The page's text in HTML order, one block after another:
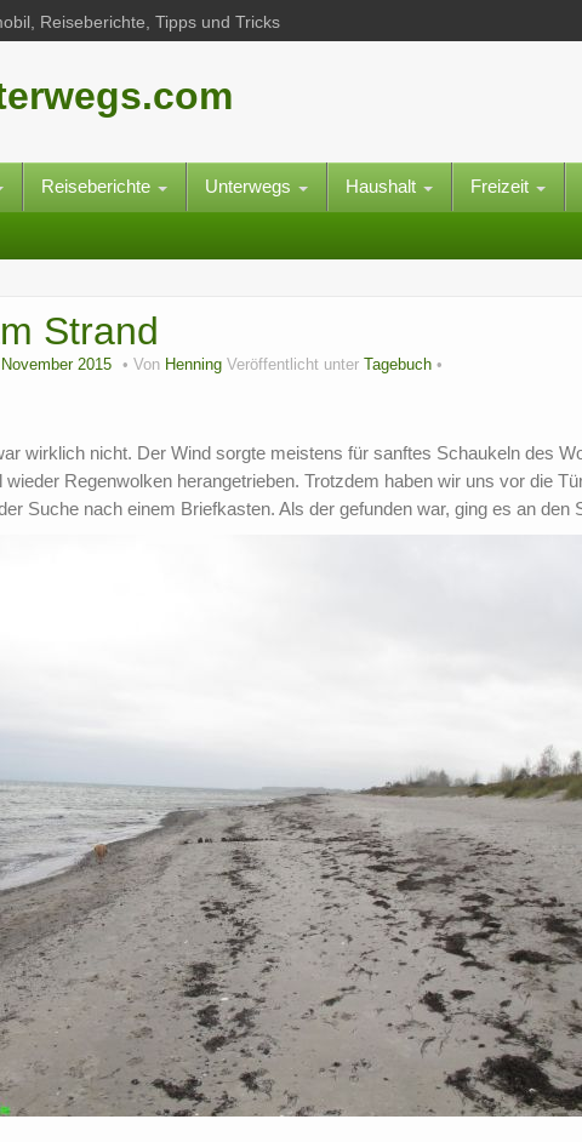
Reiseberichte, Tipps und Tricks
Reiseberichte Unterwegs Haushalt Freizeit
Strand
2015 Von Henning Veröffentlicht unter Tagebuch
wirklich nicht. Der Wind sorgte meistens für sanftes Schaukeln des
wieder Regenwolken herangetrieben. Trotzdem haben wir uns vor die
Suche nach einem Briefkasten. Als der gefunden war, ging es an den